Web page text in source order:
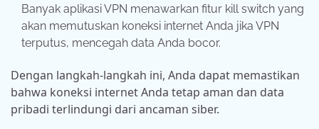
Banyak aplikasi VPN menawarkan fitur kill switch yang
akan memutuskan koneksi internet Anda jika VPN
terputus, mencegah data Anda bocor.
Dengan langkah-langkah ini, Anda dapat memastikan
bahwa koneksi internet Anda tetap aman dan data
pribadi terlindungi dari ancaman siber.